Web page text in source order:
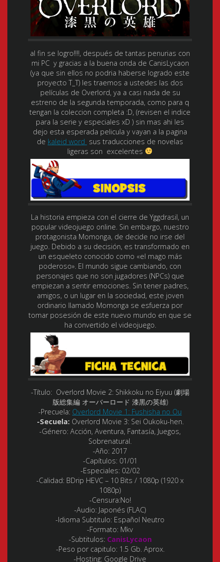
al fin se logro!!!!, después de tantas penurias con
mi PC y gracias a la buena onda de CanisLycaon
(ya que sin ellos no podria haberse logrado este
proyecto T_T) les traemos a ustedes las dos
películas de Overlord, ya a casi nada de su
estreno de la segunda temporada, como para q
tengan la coleccion completa :D, (revisen el indice
para la serie y especiales xD ) sin mas ahi les
dejo esta esperada pelicula y vayan a la pagina
de kaleid word sus traducciones de novelas
ligeras son excelentes
La historia empieza con el cierre de Yggdrasil, un
popular videojuego online. Sin embargo, nuestro
protagonista Momonga, de decide no irse del
juego. Debido a su decisión, es transformado en
un esqueleto conocido como «el mago más
poderoso». El mundo sigue cambiando, con
personajes que no son jugadores (NPCs) que
empiezan a sentir emociones. Sin tener padres,
amigos, o un lugar en la sociedad, este joven
ordinario llamado Momonga se esfuerza por
tomar posesión de este nuevo mundo en que se
ha convertido el videojuego.
-Título:Overlord Movie 2: Shikkoku no Eiyuu (劇場
版総集編 オーバーロード 漆黒の英雄)
-Precuela: Overlord Movie 1: Fushisha no Ou
-Secuela: Overlord Movie 3: Sei Oukoku-hen.
-Género: Acción, Aventura, Fantasía, Juegos,
Sobrenatural.
-Año: 2017
-Capítulos:01/01
-Especiales:02/02
-Calidad: BDrip HEVC – 10 Bits / 1080p (1920 x
1080p)
-Censura:No!
-Audio: Japonés (FLAC)
-Idioma Subtitulo: Español Neutro
-Formato: Mkv
-Subtitulos: CanisLycaon
-Peso por capitulo:1.5 Gb. Aprox.
-Hosting: Google Drive